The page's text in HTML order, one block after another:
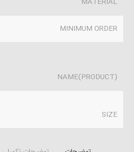
MINIMUM ORDER
(PRODUCT)NAME
SIZE